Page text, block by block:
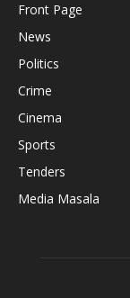
Front Page
News
Politics
Crime
Cinema
Sports
Tenders
Media Masala